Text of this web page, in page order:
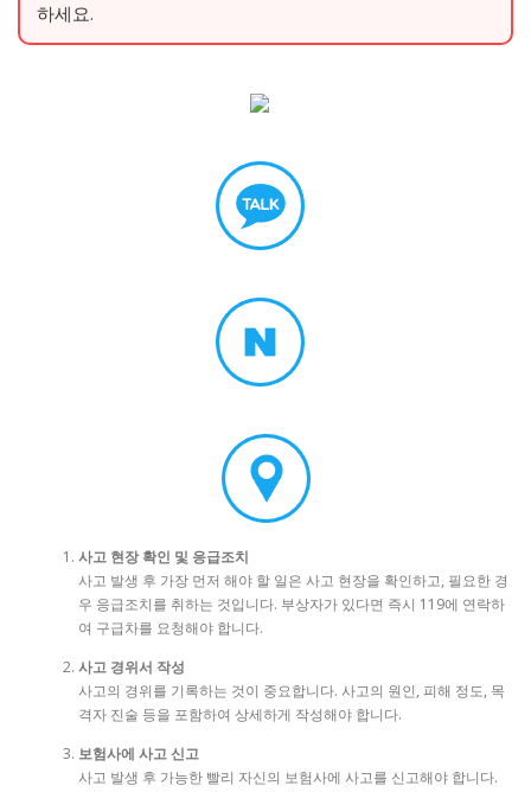
하세요.
사고 현장 확인 및 응급조치
사고 발생 후 가장 먼저 해야 할 일은 사고 현장을 확인하고, 필요한 경
우 응급조치를 취하는 것입니다. 부상자가 있다면 즉시 119에 연락하
여 구급차를 요청해야 합니다.
사고 경위서 작성
사고의 경위를 기록하는 것이 중요합니다. 사고의 원인, 피해 정도, 목
격자 진술 등을 포함하여 상세하게 작성해야 합니다.
보험사에 사고 신고
사고 발생 후 가능한 빨리 자신의 보험사에 사고를 신고해야 합니다.